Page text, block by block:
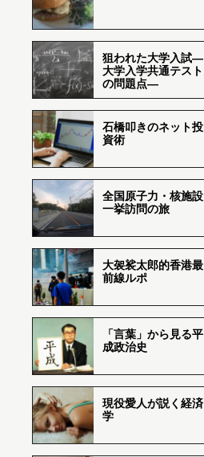
狙われた大学入試―
大学入学共通テスト
の問題点―
石橋叩きのネット投
資術
全国原子力・核施設
一挙訪問の旅
大袈裟太郎的香港最
前線ルポ
「言葉」から見る平
成政治史
現役愛人が説く経済
学